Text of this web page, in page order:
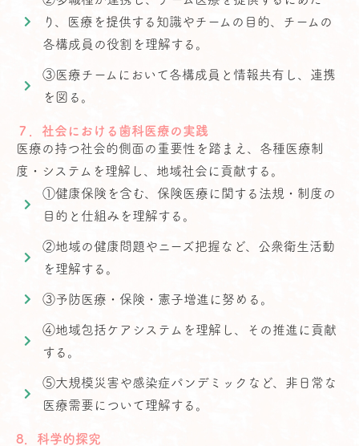
り、医療を提供する知識やチームの目的、チームの
各構成員の役割を理解する。
③医療チームにおいて各構成員と情報共有し、連携
を図る。
７．社会における歯科医療の実践
医療の持つ社会的側面の重要性を踏まえ、各種医療制
度・システムを理解し、地域社会に貢献する。
①健康保険を含む、保険医療に関する法規・制度の
目的と仕組みを理解する。
②地域の健康問題やニーズ把握など、公衆衛生活動
を理解する。
③予防医療・保険・憲子増進に努める。
④地域包括ケアシステムを理解し、その推進に貢献
する。
⑤大規模災害や感染症パンデミックなど、非日常な
医療需要について理解する。
8．科学的探究